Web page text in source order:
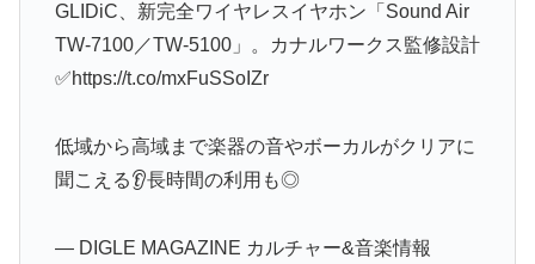
GLIDiC、新完全ワイヤレスイヤホン「Sound Air
TW-7100／TW-5100」。カナルワークス監修設計
✅https://t.co/mxFuSSoIZr
低域から高域まで楽器の音やボーカルがクリアに
聞こえる👂長時間の利用も◎
— DIGLE MAGAZINE カルチャー&音楽情報